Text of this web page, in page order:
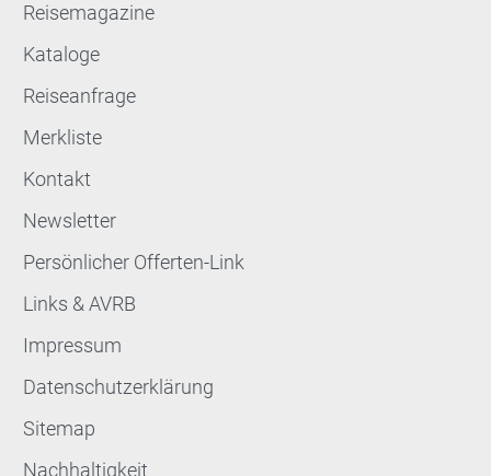
Reisemagazine
Kataloge
Reiseanfrage
Merkliste
Kontakt
Newsletter
Persönlicher Offerten-Link
Links & AVRB
Impressum
Datenschutzerklärung
Sitemap
Nachhaltigkeit